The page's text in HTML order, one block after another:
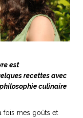
est
recettes avec
culinaire
fois mes goûts et